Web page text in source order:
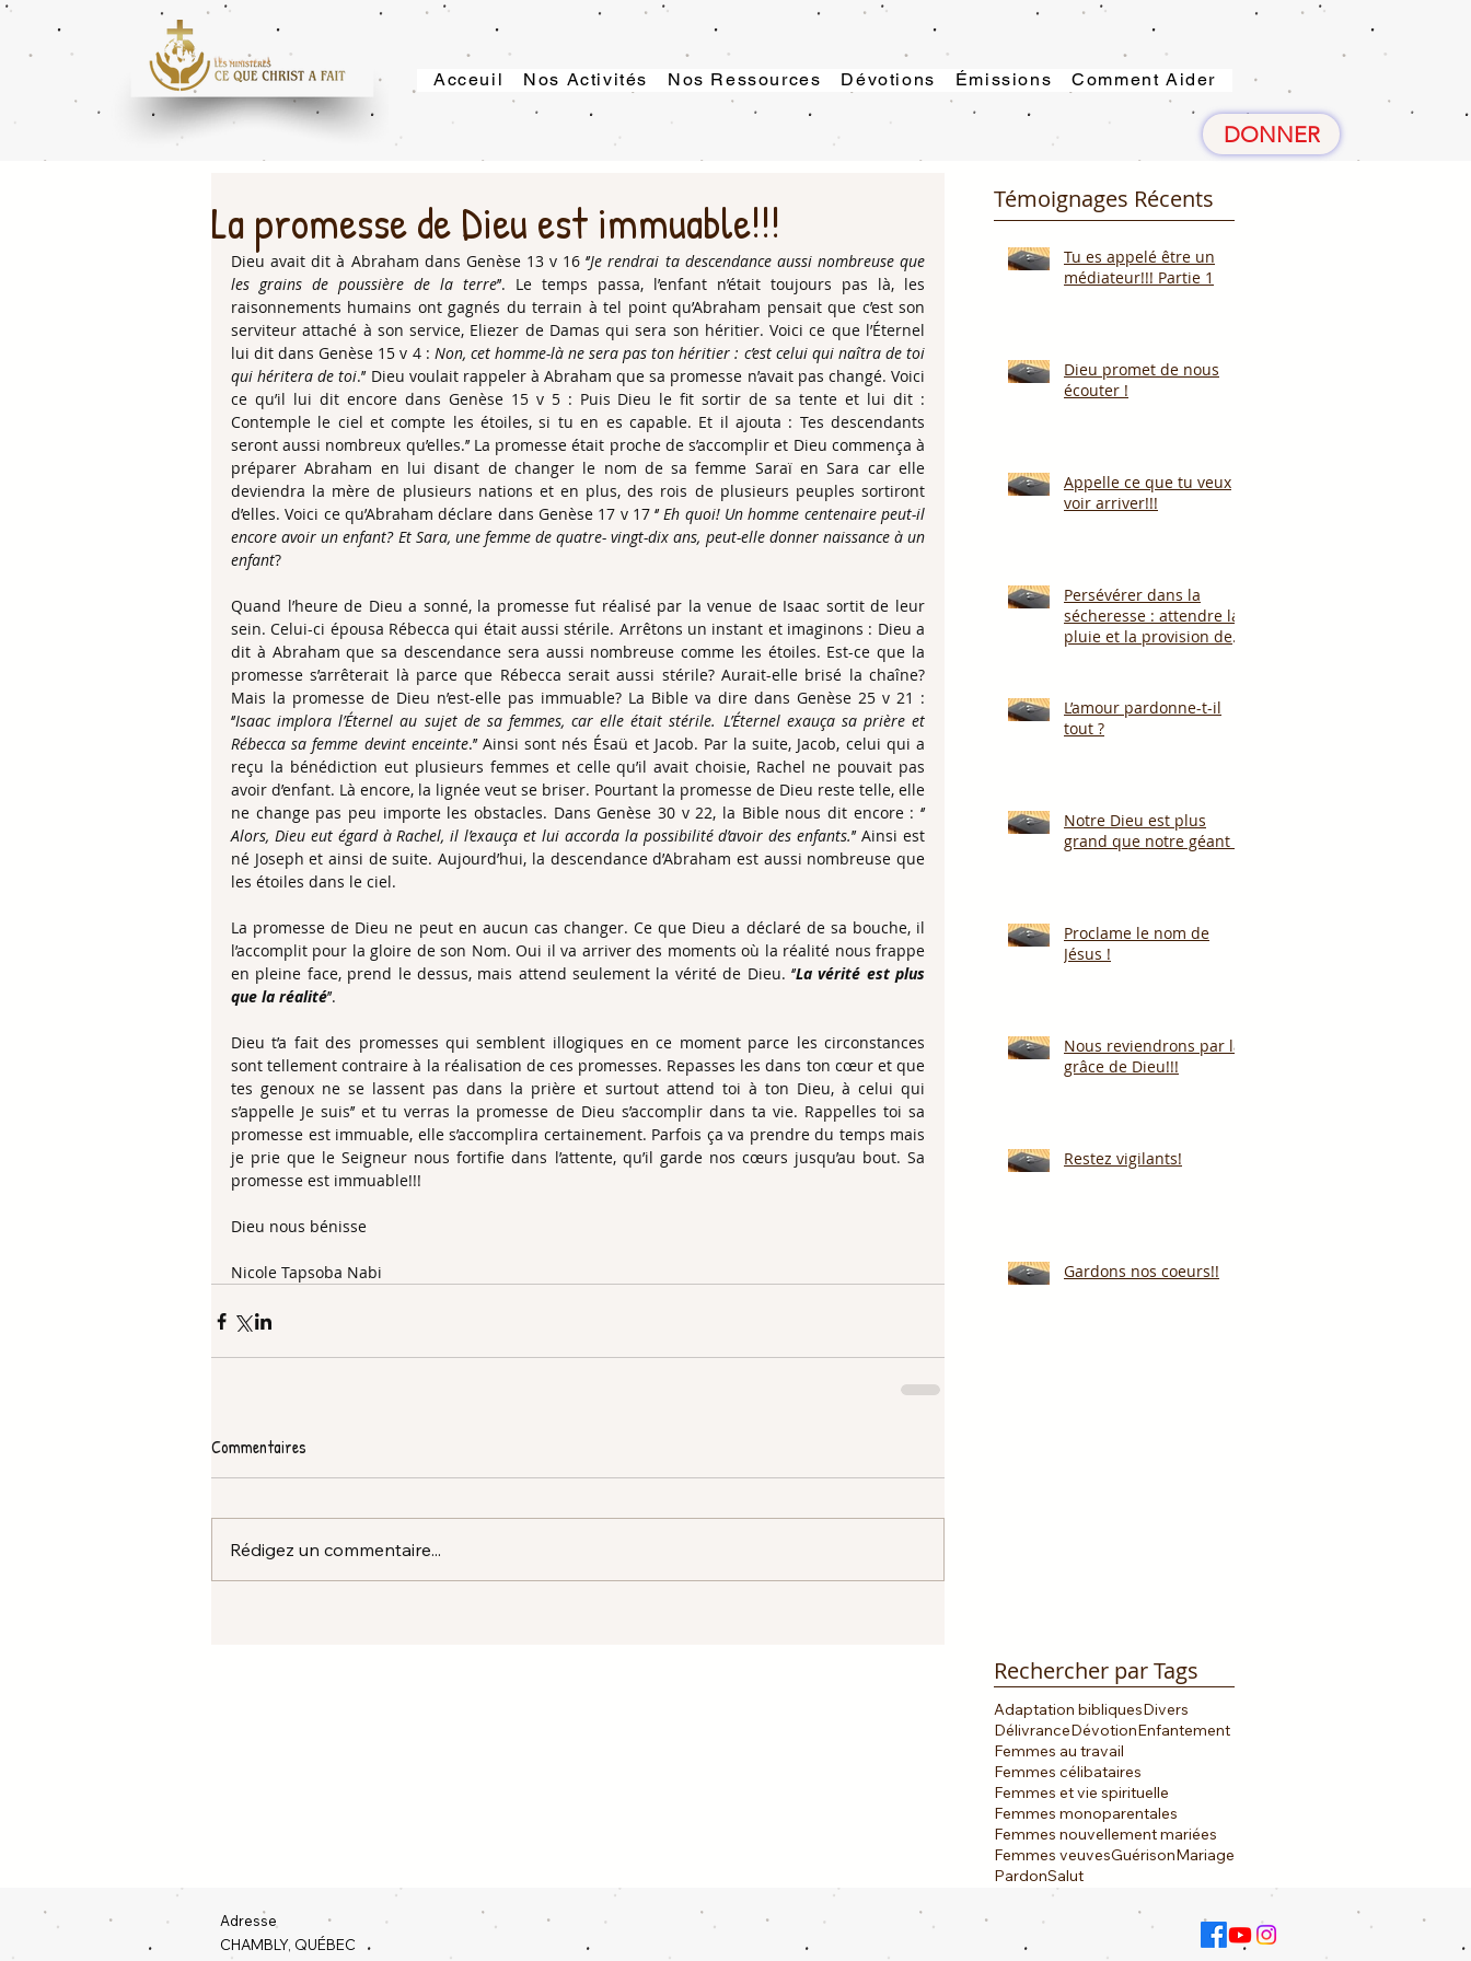
Acceuil Nos Activités Nos Ressources Dévotions Émissions Comment Aider
DONNER
La promesse de Dieu est immuable!!!
Dieu avait dit à Abraham dans Genèse 13 v 16 ‘’Je rendrai ta descendance aussi nombreuse que
les grains de poussière de la terre’’. Le temps passa, l’enfant n’était toujours pas là, les
raisonnements humains ont gagnés du terrain à tel point qu’Abraham pensait que c’est son
serviteur attaché à son service, Eliezer de Damas qui sera son héritier. Voici ce que l’Éternel
lui dit dans Genèse 15 v 4 : Non, cet homme-là ne sera pas ton héritier : c’est celui qui naîtra de toi
qui héritera de toi.’’ Dieu voulait rappeler à Abraham que sa promesse n’avait pas changé. Voici
ce qu’il lui dit encore dans Genèse 15 v 5 : Puis Dieu le fit sortir de sa tente et lui dit :
Contemple le ciel et compte les étoiles, si tu en es capable. Et il ajouta : Tes descendants
seront aussi nombreux qu’elles.’’ La promesse était proche de s’accomplir et Dieu commença à
préparer Abraham en lui disant de changer le nom de sa femme Saraï en Sara car elle
deviendra la mère de plusieurs nations et en plus, des rois de plusieurs peuples sortiront
d’elles. Voici ce qu’Abraham déclare dans Genèse 17 v 17 ‘’ Eh quoi! Un homme centenaire peut-il
encore avoir un enfant? Et Sara, une femme de quatre- vingt-dix ans, peut-elle donner naissance à un
enfant?
Quand l’heure de Dieu a sonné, la promesse fut réalisé par la venue de Isaac sortit de leur
sein. Celui-ci épousa Rébecca qui était aussi stérile. Arrêtons un instant et imaginons : Dieu a
dit à Abraham que sa descendance sera aussi nombreuse comme les étoiles. Est-ce que la
promesse s’arrêterait là parce que Rébecca serait aussi stérile? Aurait-elle brisé la chaîne?
Mais la promesse de Dieu n’est-elle pas immuable? La Bible va dire dans Genèse 25 v 21 :
‘’Isaac implora l’Éternel au sujet de sa femmes, car elle était stérile. L’Éternel exauça sa prière et
Rébecca sa femme devint enceinte.’’ Ainsi sont nés Ésaü et Jacob. Par la suite, Jacob, celui qui a
reçu la bénédiction eut plusieurs femmes et celle qu’il avait choisie, Rachel ne pouvait pas
avoir d’enfant. Là encore, la lignée veut se briser. Pourtant la promesse de Dieu reste telle, elle
ne change pas peu importe les obstacles. Dans Genèse 30 v 22, la Bible nous dit encore : ‘’
Alors, Dieu eut égard à Rachel, il l’exauça et lui accorda la possibilité d’avoir des enfants.’’ Ainsi est
né Joseph et ainsi de suite. Aujourd’hui, la descendance d’Abraham est aussi nombreuse que
les étoiles dans le ciel.
La promesse de Dieu ne peut en aucun cas changer. Ce que Dieu a déclaré de sa bouche, il
l’accomplit pour la gloire de son Nom. Oui il va arriver des moments où la réalité nous frappe
en pleine face, prend le dessus, mais attend seulement la vérité de Dieu. ‘’La vérité est plus
que la réalité’’.
Dieu t’a fait des promesses qui semblent illogiques en ce moment parce les circonstances
sont tellement contraire à la réalisation de ces promesses. Repasses les dans ton cœur et que
tes genoux ne se lassent pas dans la prière et surtout attend toi à ton Dieu, à celui qui
s’appelle Je suis’’ et tu verras la promesse de Dieu s’accomplir dans ta vie. Rappelles toi sa
promesse est immuable, elle s’accomplira certainement. Parfois ça va prendre du temps mais
je prie que le Seigneur nous fortifie dans l’attente, qu’il garde nos cœurs jusqu’au bout. Sa
promesse est immuable!!!
Dieu nous bénisse
Nicole Tapsoba Nabi
Commentaires
Rédigez un commentaire...
Témoignages Récents
Tu es appelé être un
médiateur!!! Partie 1
Dieu promet de nous
écouter !
Appelle ce que tu veux
voir arriver!!!
Persévérer dans la
sécheresse : attendre la
pluie et la provision de
L’amour pardonne-t-il
tout ?
Notre Dieu est plus
grand que notre géant !
Proclame le nom de
Jésus !
Nous reviendrons par la
grâce de Dieu!!!
Restez vigilants!
Gardons nos coeurs!!
Rechercher par Tags
Adaptation bibliquesDivers
DélivranceDévotionEnfantement
Femmes au travail
Femmes célibataires
Femmes et vie spirituelle
Femmes monoparentales
Femmes nouvellement mariées
Femmes veuvesGuérisonMariage
PardonSalut
Adresse
CHAMBLY, QUÉBEC